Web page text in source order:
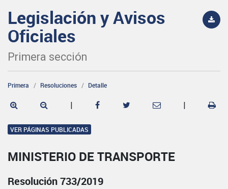
Legislación y Avisos
Oficiales
Primera sección
Primera Resoluciones Detalle
| |
VER PÁGINAS PUBLICADAS
MINISTERIO DE TRANSPORTE
Resolución 733/2019